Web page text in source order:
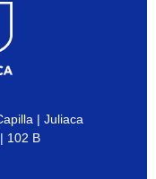
| Juliaca
102 B